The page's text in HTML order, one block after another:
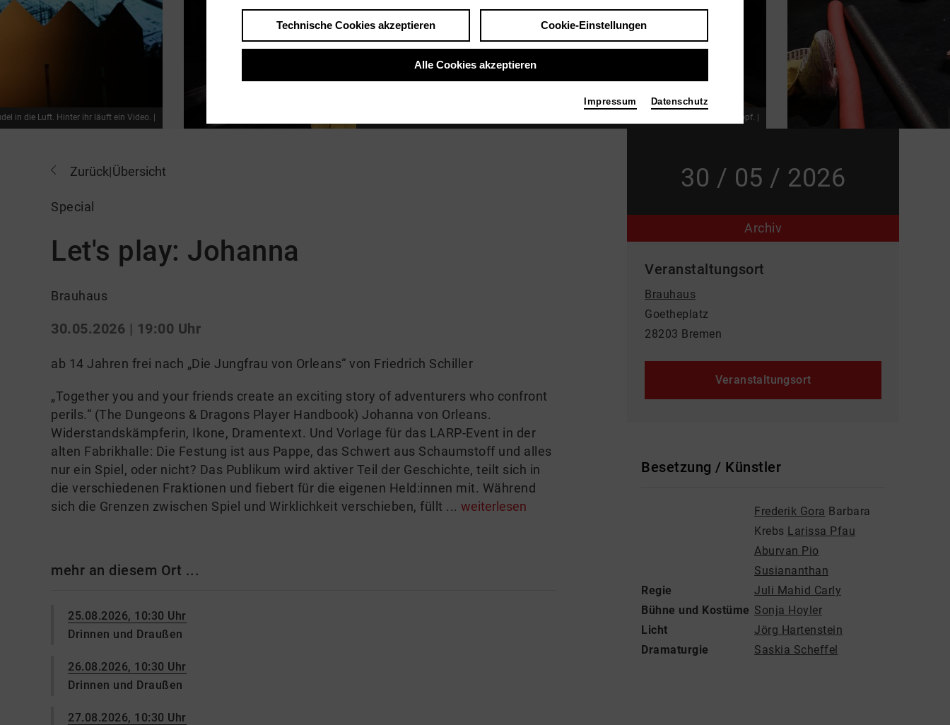
in die Luft. Hinter ihr läuft ein Video. | Drei Personen stehen nebeneinander. Sie tragen alle lange Mäntel. Einer trägt ein Geweih auf dem Kopf. |
Zurück|Übersicht
Special
Let's play: Johanna
Brauhaus
30.05.2026 | 19:00 Uhr
ab 14 Jahren frei nach „Die Jungfrau von Orleans“ von Friedrich Schiller
„Together you and your friends create an exciting story of adventurers who confront
perils.“ (The Dungeons & Dragons Player Handbook) Johanna von Orleans.
Widerstandskämpferin, Ikone, Dramentext. Und Vorlage für das LARP-Event in der
alten Fabrikhalle: Die Festung ist aus Pappe, das Schwert aus Schaumstoff und alles
nur ein Spiel, oder nicht? Das Publikum wird aktiver Teil der Geschichte, teilt sich in
die verschiedenen Fraktionen und fiebert für die eigenen Held:innen mit. Während
sich die Grenzen zwischen Spiel und Wirklichkeit verschieben, füllt ... weiterlesen
mehr an diesem Ort ...
25.08.2026, 10:30 Uhr
Drinnen und Draußen
26.08.2026, 10:30 Uhr
Drinnen und Draußen
27.08.2026, 10:30 Uhr
30 / 05 / 2026
Archiv
Veranstaltungsort
Brauhaus
Goetheplatz
28203 Bremen
Veranstaltungsort
Besetzung / Künstler
Frederik Gora Barbara
Krebs Larissa Pfau
Aburvan Pio
Susiananthan
Regie
Juli Mahid Carly
Bühne und Kostüme Sonja Hoyler
Licht
Jörg Hartenstein
Dramaturgie
Saskia Scheffel
Technische Cookies akzeptieren Cookie-Einstellungen
Alle Cookies akzeptieren
Impressum Datenschutz